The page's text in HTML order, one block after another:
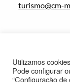
turismo@cm-
Utilizamos
Pode configurar
“Configuração